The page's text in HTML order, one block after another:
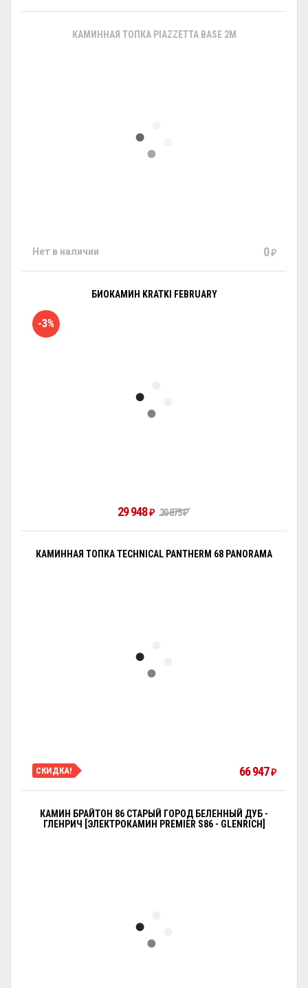
КАМИННАЯ ТОПКА PIAZZETTA BASE 2M
Нет в наличии 0₽
БИОКАМИН KRATKI FEBRUARY
-3%
29 948₽ 30 875₽
КАМИННАЯ ТОПКА TECHNICAL PANTHERM 68 PANORAMA
СКИДКА! 66 947₽
КАМИН БРАЙТОН 86 СТАРЫЙ ГОРОД БЕЛЕННЫЙ ДУБ -
ГЛЕНРИЧ [ЭЛЕКТРОКАМИН PREMIER S86 - GLENRICH]